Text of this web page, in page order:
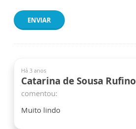
ENVIAR
Há 3 anos
Catarina de Sousa Rufino
comentou:
Muito lindo